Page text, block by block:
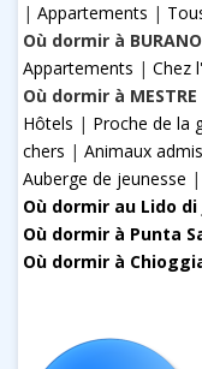
| Appartements |
Où dormir à BURANO
Appartements | Chez
Où dormir à MESTRE
Hôtels | Proche de la
chers | Animaux admis
Auberge de jeunesse |
Où dormir au Lido di
Où dormir à Punta
Où dormir à